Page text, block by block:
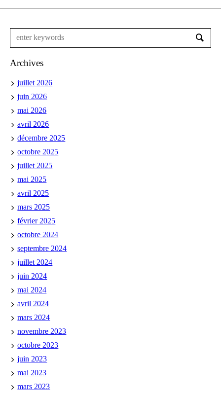
Archives
juillet 2026
juin 2026
mai 2026
avril 2026
décembre 2025
octobre 2025
juillet 2025
mai 2025
avril 2025
mars 2025
février 2025
octobre 2024
septembre 2024
juillet 2024
juin 2024
mai 2024
avril 2024
mars 2024
novembre 2023
octobre 2023
juin 2023
mai 2023
mars 2023